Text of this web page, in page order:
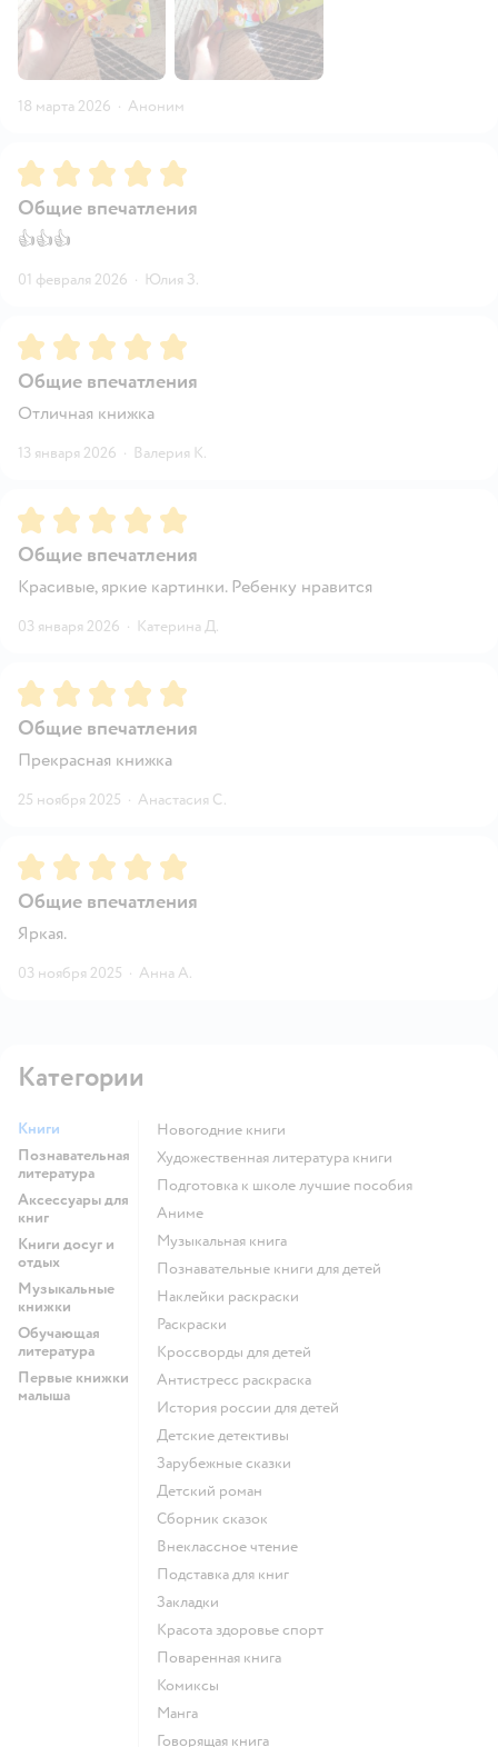
18 марта 2026 · Аноним
Рейтинг:5
Общие впечатления
👍👍👍
01 февраля 2026 · Юлия З.
Рейтинг:5
Общие впечатления
Отличная книжка
13 января 2026 · Валерия К.
Рейтинг:5
Общие впечатления
Красивые, яркие картинки. Ребенку нравится
03 января 2026 · Катерина Д.
Рейтинг:5
Общие впечатления
Прекрасная книжка
25 ноября 2025 · Анастасия С.
Рейтинг:5
Общие впечатления
Яркая.
03 ноября 2025 · Анна А.
Категории
Книги
Познавательная
литература
Аксессуары для
книг
Книги досуг и
отдых
Музыкальные
книжки
Обучающая
литература
Первые книжки
малыша
новогодние книги
художественная литература книги
подготовка к школе лучшие пособия
Аниме
музыкальная книга
познавательные книги для детей
наклейки раскраски
раскраски
кроссворды для детей
антистресс раскраска
история россии для детей
детские детективы
зарубежные сказки
детский роман
сборник сказок
внеклассное чтение
подставка для книг
закладки
красота здоровье спорт
поваренная книга
комиксы
манга
говорящая книга